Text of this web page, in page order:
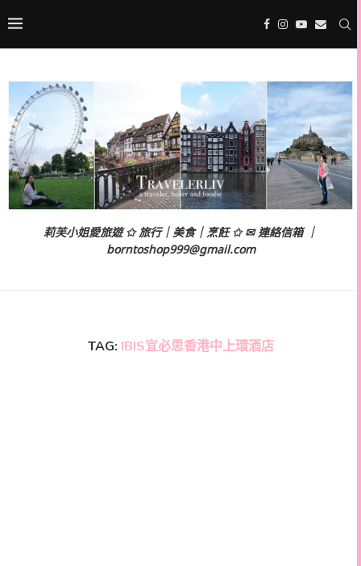
莉芙小姐愛旅遊 ✩ 旅行｜美食｜烹飪 ✩ ✉ 連絡信箱 ｜
borntoshop999@gmail.com
TAG: IBIS宜必思香港中上環酒店